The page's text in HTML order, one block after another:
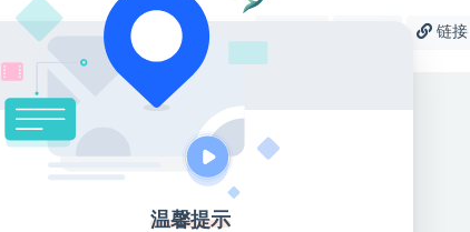
链接
温馨提示